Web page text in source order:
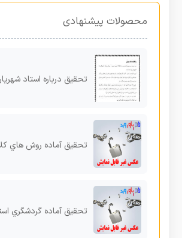
محصولات پیشنهادی
تحقیق درباره استاد شهریار
تحقیق آماده روش هاي
تحقیق آماده گردشگري